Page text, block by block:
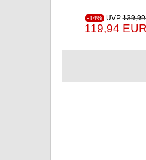
-14% UVP
119,94